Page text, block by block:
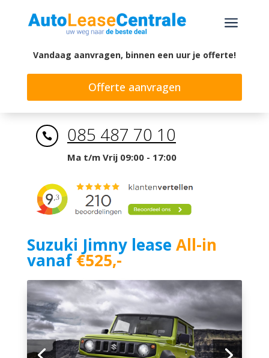
a
Vandaag aanvragen, binnen een uur je offerte!
Offerte aanvragen
 085 487 70 10
Ma t/m Vrij 09:00 - 17:00
Suzuki Jimny lease All-in
vanaf€525,-